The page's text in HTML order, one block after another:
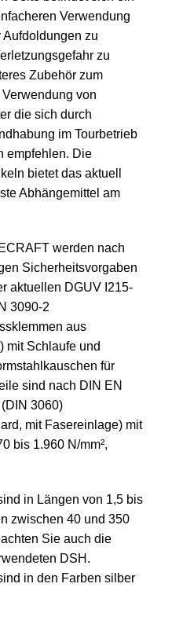
Verwendung
Aufdoldungen zu
zu
Zubehör zum
von
die sich durch
im Tourbetrieb
empfehlen. Die
bietet das aktuell
Abhängemittel am
werden nach
Sicherheitsvorgaben
aktuellen DGUV I215-
3090-2
aus
mit Schlaufe und
für
sind nach DIN EN
3060)
mit Fasereinlage) mit
bis 1.960 N/mm²,
in Längen von 1,5 bis
zwischen 40 und 350
Sie auch die
DSH.
in den Farben silber